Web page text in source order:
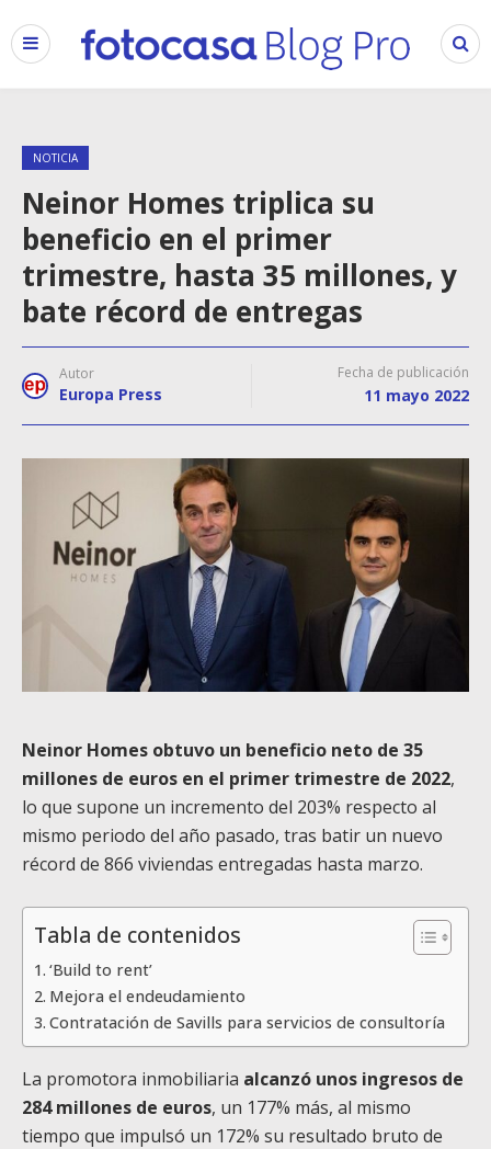
NOTICIA
Neinor Homes triplica su
beneficio en el primer
trimestre, hasta 35 millones, y
bate récord de entregas
Autor
Europa Press
Fecha de publicación
11 mayo 2022
Neinor Homes obtuvo un beneficio neto de 35
millones de euros en el primer trimestre de 2022,
lo que supone un incremento del 203% respecto al
mismo periodo del año pasado, tras batir un nuevo
récord de 866 viviendas entregadas hasta marzo.
Tabla de contenidos
‘Build to rent’
Mejora el endeudamiento
Contratación de Savills para servicios de consultoría
La promotora inmobiliaria alcanzó unos ingresos de
284 millones de euros, un 177% más, al mismo
tiempo que impulsó un 172% su resultado bruto de